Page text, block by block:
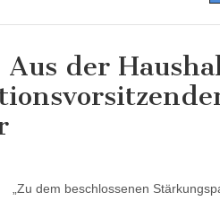
Aus der
„Zu dem beschlossenen